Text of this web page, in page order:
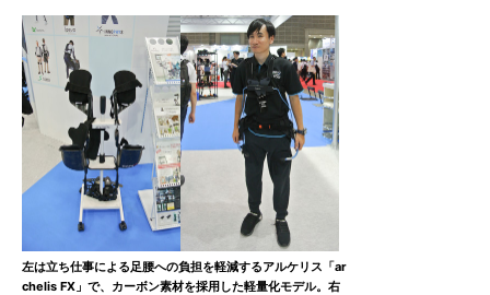
左は立ち仕事による足腰への負担を軽減するアルケリス「ar
chelis FX」で、カーボン素材を採用した軽量化モデル。右